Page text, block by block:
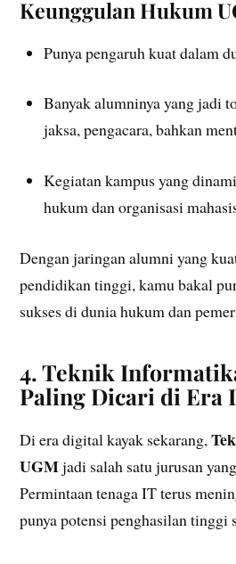
Keunggulan Hukum
Punya pengaruh kuat dalam
Banyak alumninya yang jadi
jaksa, pengacara, bahkan
Kegiatan kampus yang
hukum dan organisasi
Dengan jaringan alumni yang
pendidikan tinggi, kamu bakal
sukses di dunia hukum dan
4. Teknik
Paling Dicari di Era
Di era digital kayak sekarang,
UGMjadi salah satu jurusan
Permintaan tenaga IT terus
punya potensi penghasilan